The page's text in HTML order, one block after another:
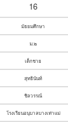
16
มัธยมศึกษา
ม.๒
เด็กชาย
สุทธินันท์
ชิลวรรณ์
โรงเรียนอนุบาลบางเท่าแม่